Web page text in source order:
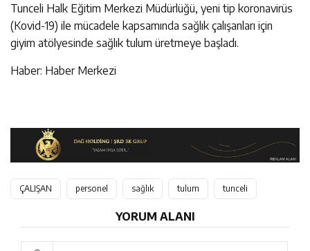
Tunceli Halk Eğitim Merkezi Müdürlüğü, yeni tip koronavirüs
(Kovid-19) ile mücadele kapsamında sağlık çalışanları için
giyim atölyesinde sağlık tulum üretmeye başladı.
Haber: Haber Merkezi
ÇALIŞAN personel sağlık tulum tunceli
YORUM ALANI